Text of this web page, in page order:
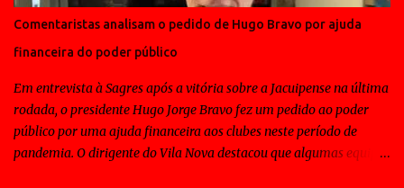
Comentaristas analisam o pedido de Hugo Bravo por ajuda
financeira do poder público
Em entrevista à Sagres após a vitória sobre a Jacuipense na última
rodada, o presidente Hugo Jorge Bravo fez um pedido ao poder
público por uma ajuda financeira aos clubes neste período de
pandemia. O dirigente do Vila Nova destacou que algumas equipes